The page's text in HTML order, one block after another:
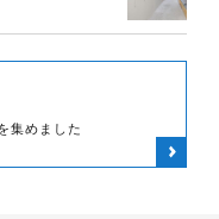
集めました